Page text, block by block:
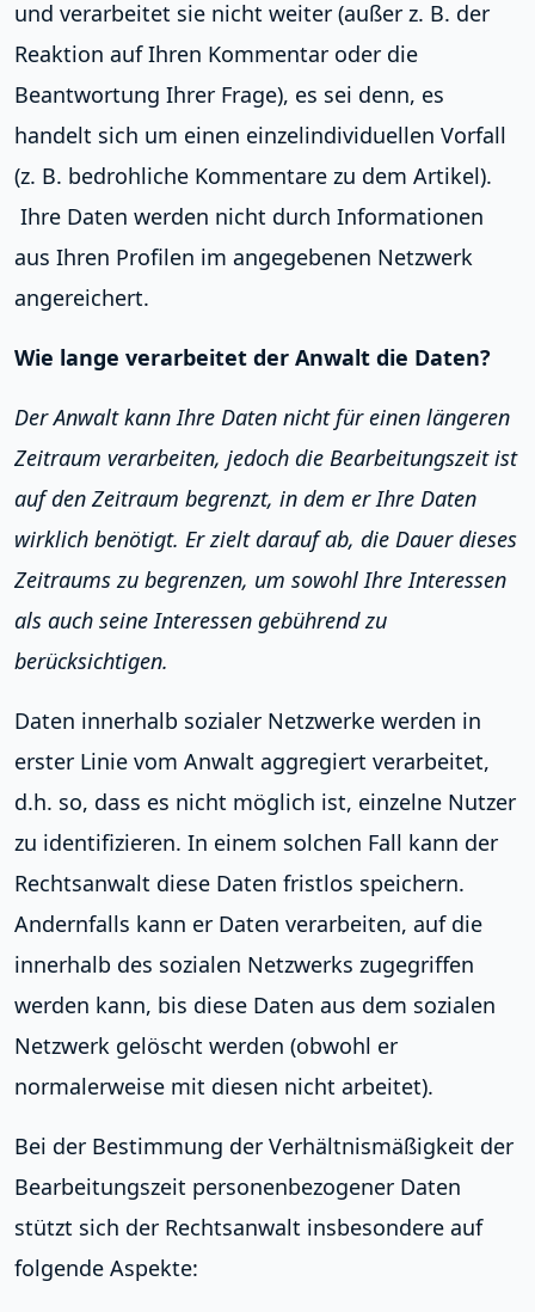
und verarbeitet sie nicht weiter (außer z. B. der
Reaktion auf Ihren Kommentar oder die
Beantwortung Ihrer Frage), es sei denn, es
handelt sich um einen einzelindividuellen Vorfall
(z. B. bedrohliche Kommentare zu dem Artikel).
Ihre Daten werden nicht durch Informationen
aus Ihren Profilen im angegebenen Netzwerk
angereichert.
Wie lange verarbeitet der Anwalt die Daten?
Der Anwalt kann Ihre Daten nicht für einen längeren
Zeitraum verarbeiten, jedoch die Bearbeitungszeit ist
auf den Zeitraum begrenzt, in dem er Ihre Daten
wirklich benötigt. Er zielt darauf ab, die Dauer dieses
Zeitraums zu begrenzen, um sowohl Ihre Interessen
als auch seine Interessen gebührend zu
berücksichtigen.
Daten innerhalb sozialer Netzwerke werden in
erster Linie vom Anwalt aggregiert verarbeitet,
d.h. so, dass es nicht möglich ist, einzelne Nutzer
zu identifizieren. In einem solchen Fall kann der
Rechtsanwalt diese Daten fristlos speichern.
Andernfalls kann er Daten verarbeiten, auf die
innerhalb des sozialen Netzwerks zugegriffen
werden kann, bis diese Daten aus dem sozialen
Netzwerk gelöscht werden (obwohl er
normalerweise mit diesen nicht arbeitet).
Bei der Bestimmung der Verhältnismäßigkeit der
Bearbeitungszeit personenbezogener Daten
stützt sich der Rechtsanwalt insbesondere auf
folgende Aspekte: